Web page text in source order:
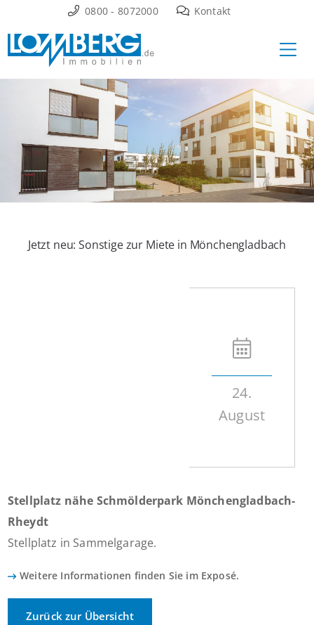
Inhalt
springen
0800 - 8072000 Kontakt
Jetzt neu: Sonstige zur Miete in Mönchengladbach
24.
August
Stellplatz nähe Schmölderpark Mönchengladbach-
Rheydt
Stellplatz in Sammelgarage.
Weitere Informationen finden Sie im Exposé.
Zurück zur Übersicht